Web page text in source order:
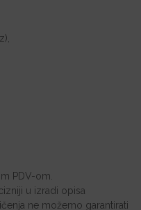
PDV-om.
u izradi opisa
ne možemo garantirati